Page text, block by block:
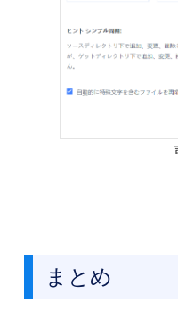
まとめ